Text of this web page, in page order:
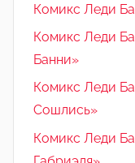
Комикс Леди
Комикс Леди
Банни»
Комикс Леди
Сошлись»
Комикс Леди